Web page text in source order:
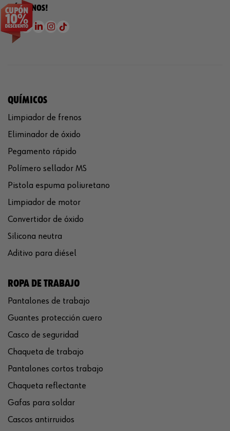
¡SÍGUENOS!
QUÍMICOS
Limpiador de frenos
Eliminador de óxido
Pegamento rápido
Polímero sellador MS
Pistola espuma poliuretano
Limpiador de motor
Convertidor de óxido
Silicona neutra
Aditivo para diésel
ROPA DE TRABAJO
Pantalones de trabajo
Guantes protección cuero
Casco de seguridad
Chaqueta de trabajo
Pantalones cortos trabajo
Chaqueta reflectante
Gafas para soldar
Cascos antirruidos